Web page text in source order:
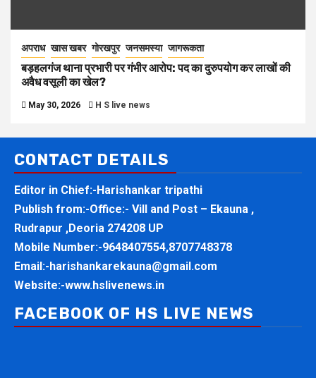
अपराध खास खबर गोरखपुर जनसमस्या जागरूकता
बड़हलगंज थाना प्रभारी पर गंभीर आरोप: पद का दुरुपयोग कर लाखों की
अवैध वसूली का खेल?
May 30, 2026 H S live news
CONTACT DETAILS
Editor in Chief:-Harishankar tripathi
Publish from:-Office:- Vill and Post – Ekauna ,
Rudrapur ,Deoria 274208 UP
Mobile Number:-9648407554,8707748378
Email:-harishankarekauna@gmail.com
Website:-www.hslivenews.in
FACEBOOK OF HS LIVE NEWS